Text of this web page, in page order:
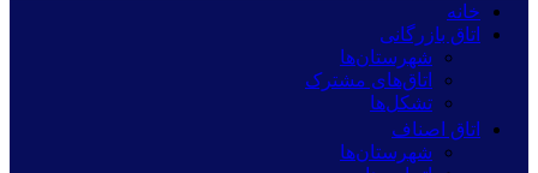
خانه
اتاق بازرگانی
شهرستان‌ها
اتاق‌های مشترک
تشکل‌ها
اتاق اصناف
شهرستان‌ها